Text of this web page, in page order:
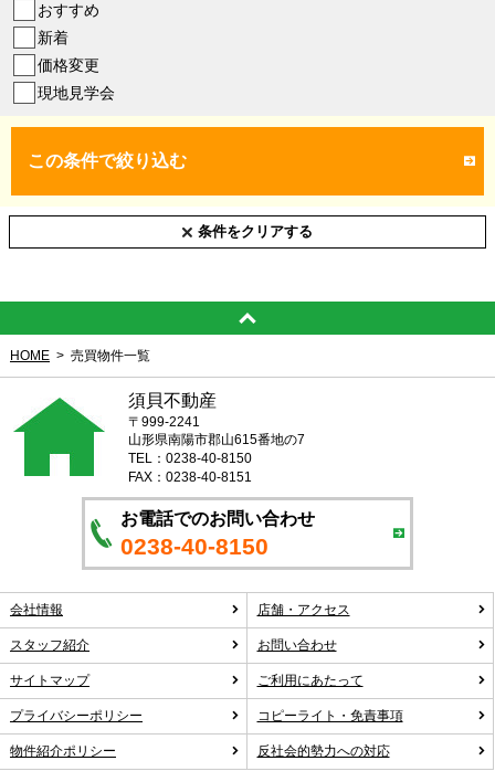
おすすめ
新着
価格変更
現地見学会
この条件で絞り込む
条件をクリアする
HOME 売買物件一覧
須貝不動産
〒999-2241
山形県南陽市郡山615番地の7
TEL：0238-40-8150
FAX：0238-40-8151
お電話でのお問い合わせ
0238-40-8150
会社情報 店舗・アクセス
スタッフ紹介 お問い合わせ
サイトマップ ご利用にあたって
プライバシーポリシー コピーライト・免責事項
物件紹介ポリシー 反社会的勢力への対応